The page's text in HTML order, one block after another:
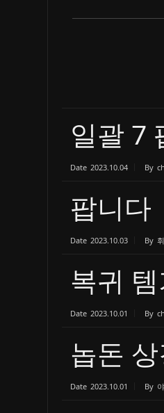
일괄 7
Date 2023.10.04 By
팝니다
Date 2023.10.03 By
복귀
Date 2023.10.01 By
놉돈
Date 2023.10.01 By